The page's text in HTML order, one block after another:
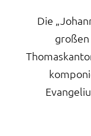
Die
großen